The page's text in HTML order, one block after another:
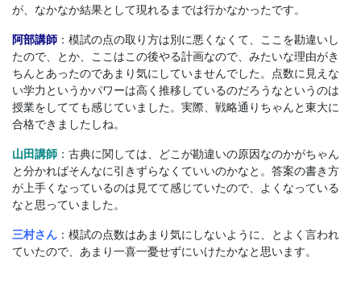
が、なかなか結果として現れるまでは行かなかったです。
阿部講師 ： 模試の点の取り方は別に悪くなくて、ここを勘違いし
たので、とか、ここはこの後やる計画なので、みたいな理由がき
ちんとあったのであまり気にしていませんでした。点数に見えな
い学力というかパワーは高く推移しているのだろうなというのは
授業をしてても感じていました。実際、戦略通りちゃんと東大に
合格できましたしね。
山田講師 ：古典に関しては、どこが勘違いの原因なのかがちゃん
と分かればそんなに引きずらなくていいのかなと。答案の書き方
が上手くなっているのは見てて感じていたので、よくなっている
なと思っていました。
三村さん ：模試の点数はあまり気にしないように、とよく言われ
ていたので、あまり一喜一憂せずにいけたかなと思います。